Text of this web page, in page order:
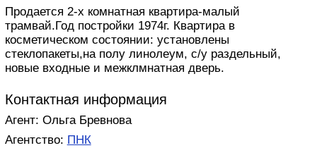
Продается 2-х комнатная квартира-малый
трамвай.Год постройки 1974г. Квартира в
косметическом состоянии: установлены
стеклопакеты,на полу линолеум, с/у раздельный,
новые входные и межклмнатная дверь.
Контактная информация
Агент: Ольга Бревнова
Агентство: ПНК